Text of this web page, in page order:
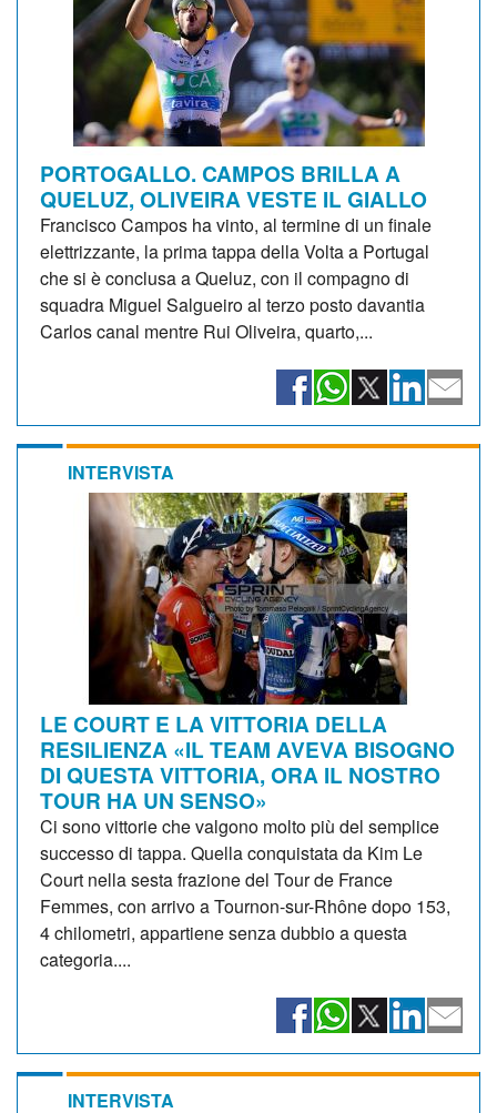
PORTOGALLO. CAMPOS BRILLA A
QUELUZ, OLIVEIRA VESTE IL GIALLO
Francisco Campos ha vinto, al termine di un finale
elettrizzante, la prima tappa della Volta a Portugal
che si è conclusa a Queluz, con il compagno di
squadra Miguel Salgueiro al terzo posto davantia
Carlos canal mentre Rui Oliveira, quarto,...
INTERVISTA
LE COURT E LA VITTORIA DELLA
RESILIENZA «IL TEAM AVEVA BISOGNO
DI QUESTA VITTORIA, ORA IL NOSTRO
TOUR HA UN SENSO»
Ci sono vittorie che valgono molto più del semplice
successo di tappa. Quella conquistata da Kim Le
Court nella sesta frazione del Tour de France
Femmes, con arrivo a Tournon-sur-Rhône dopo 153,
4 chilometri, appartiene senza dubbio a questa
categoria....
INTERVISTA